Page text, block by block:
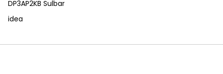
DP3AP2KB Sulbar
idea